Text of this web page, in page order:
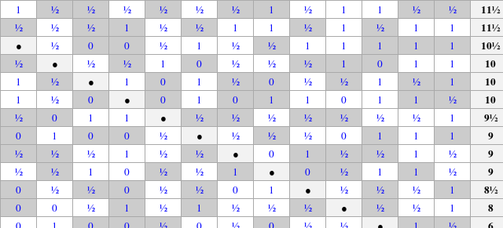
1 ½ ½ ½ ½ ½ ½ 1 ½ 1 1 ½ ½ 11½
½ ½ ½ 1 ½ ½ 1 1 ½ 1 ½ 1 1 11½
● ½ 0 0 ½ 1 ½ ½ 1 1 1 1 1 10½
½ ● ½ ½ 1 0 ½ ½ ½ 1 0 1 1 10
1 ½ ● 1 0 1 ½ 0 ½ ½ 1 ½ 1 10
1 ½ 0 ● 0 1 0 1 1 0 1 1 ½ 10
½ 0 1 1 ● ½ ½ ½ ½ ½ ½ ½ 1 9½
0 1 0 0 ½ ● ½ ½ ½ 0 1 1 1 9
½ ½ ½ 1 ½ ½ ● 0 1 ½ ½ 1 ½ 9
½ ½ 1 0 ½ ½ 1 ● 0 ½ 1 1 ½ 9
0 ½ ½ 0 ½ ½ 0 1 ● ½ ½ ½ 1 8½
0 0 ½ 1 ½ 1 ½ ½ ½ ● ½ ½ 1 8